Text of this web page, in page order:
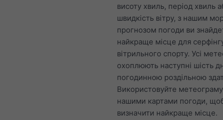
висоту хвиль, період хвиль
швидкість вітру, з нашим
прогнозом погоди ви
найкраще місце для
вітрильного спорту. Усі
охоплюють наступні шість
погодинною роздільною
Використовуйте
нашими картами погоди,
визначити найкраще місце.